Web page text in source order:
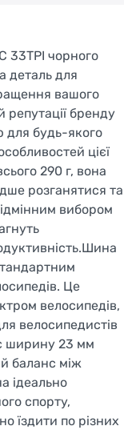
33TPI чорного
деталь для
вашого
репутації бренду
для будь-якого
цієї
290 г, вона
розганятися та
вибором
Це
велосипедів,
велосипедистів
ширину 23 мм
баланс між
ідеально
спорту,
їздити по різних